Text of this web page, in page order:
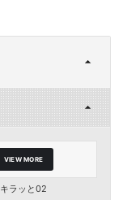
VIEW MORE
キラッと02